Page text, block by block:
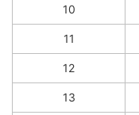
10
11
12
13